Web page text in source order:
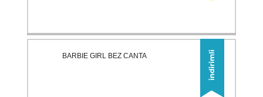
BARBIE GIRL BEZ CANTA